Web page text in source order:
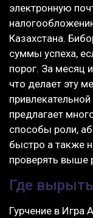
электронную
Казахстана.
суммы успеха,
порог. За месяц
что делает эту
предлагает
способы роли,
быстро а также
проверять выше
Где
Гурчение в Игра